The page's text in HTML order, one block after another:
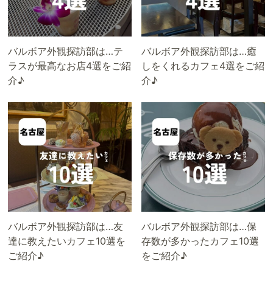
バルボア外観探訪部は…テ
ラスが最高なお店4選をご紹
介♪
バルボア外観探訪部は…癒
しをくれるカフェ4選をご紹
介♪
バルボア外観探訪部は…友
達に教えたいカフェ10選を
ご紹介♪
バルボア外観探訪部は…保
存数が多かったカフェ10選
をご紹介♪